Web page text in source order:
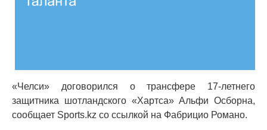
«Челси» договорился о трансфере 17-летнего
защитника шотландского «Хартса» Альфи Осборна,
сообщает Sports.kz со ссылкой на Фабрицио Романо.